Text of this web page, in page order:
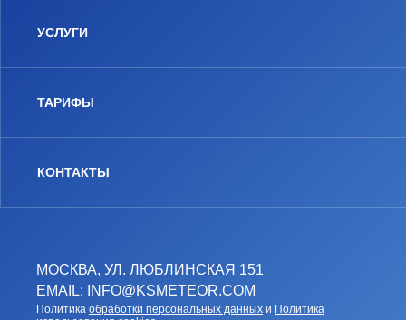
МОСКВА, УЛ. ЛЮБЛИНСКАЯ 151
EMAIL: INFO@KSMETEOR.COM
Политика обработки персональных данных и Политика
УСЛУГИ
ТАРИФЫ
КОНТАКТЫ